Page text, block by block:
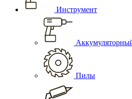
Инструмент
Пилы